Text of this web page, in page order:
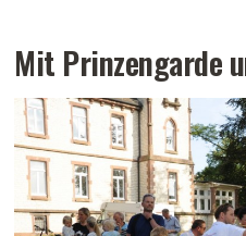
Mit Prinzengarde